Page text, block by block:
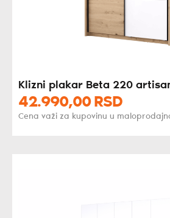
Klizni plakar Beta 220
42.990,00 RSD
Cena važi za kupovinu u